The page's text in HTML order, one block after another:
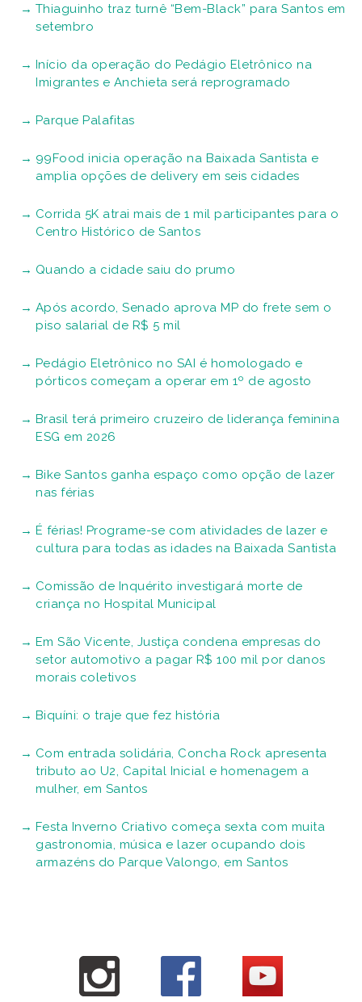
Thiaguinho traz turnê “Bem-Black” para Santos em
setembro
Início da operação do Pedágio Eletrônico na
Imigrantes e Anchieta será reprogramado
Parque Palafitas
99Food inicia operação na Baixada Santista e
amplia opções de delivery em seis cidades
Corrida 5K atrai mais de 1 mil participantes para o
Centro Histórico de Santos
Quando a cidade saiu do prumo
Após acordo, Senado aprova MP do frete sem o
piso salarial de R$ 5 mil
Pedágio Eletrônico no SAI é homologado e
pórticos começam a operar em 1º de agosto
Brasil terá primeiro cruzeiro de liderança feminina
ESG em 2026
Bike Santos ganha espaço como opção de lazer
nas férias
É férias! Programe-se com atividades de lazer e
cultura para todas as idades na Baixada Santista
Comissão de Inquérito investigará morte de
criança no Hospital Municipal
Em São Vicente, Justiça condena empresas do
setor automotivo a pagar R$ 100 mil por danos
morais coletivos
Biquíni: o traje que fez história
Com entrada solidária, Concha Rock apresenta
tributo ao U2, Capital Inicial e homenagem a
mulher, em Santos
Festa Inverno Criativo começa sexta com muita
gastronomia, música e lazer ocupando dois
armazéns do Parque Valongo, em Santos